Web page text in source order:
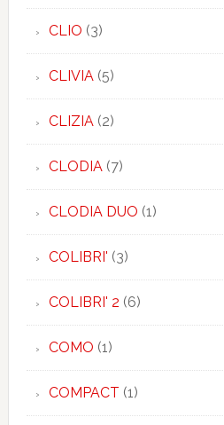
CLIO (3)
CLIVIA(5)
CLIZIA(2)
CLODIA(7)
CLODIA DUO (1)
COLIBRI' (3)
COLIBRI' 2 (6)
COMO (1)
COMPACT (1)